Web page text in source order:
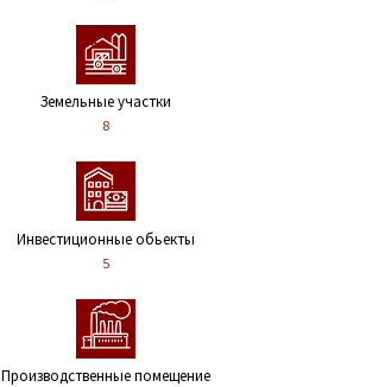
Земельные участки
8
Инвестиционные обьекты
5
Производственные помещение